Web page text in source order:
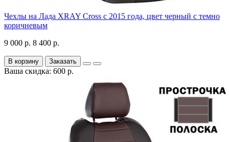
Чехлы на Лада XRAY Cross с 2015 года, цвет черный с темно
коричневым
9 000 р. 8 400 р.
В корзину Заказать
Ваша скидка: 600 р.